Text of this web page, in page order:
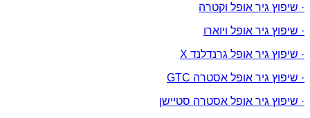
· שיפוץ גיר אופל וקטרה
· שיפוץ גיר אופל ויוארו
· שיפוץ גיר אופל גרנדלנד X
· שיפוץ גיר אופל אסטרה GTC
· שיפוץ גיר אופל אסטרה סטיישן